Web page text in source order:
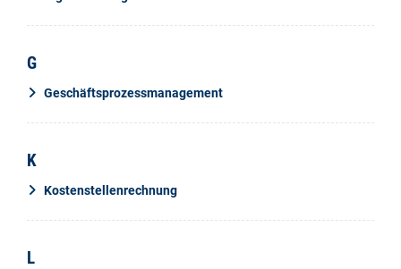
G
Geschäftsprozessmanagement
K
Kostenstellenrechnung
L